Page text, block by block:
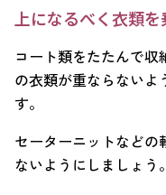
上になるべく衣類
コート類をたたんで
の衣類が重ならないよ
す。
セーターニットなどの
ないようにしましょう。